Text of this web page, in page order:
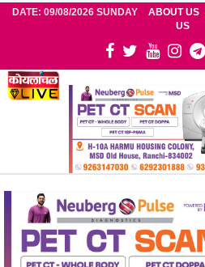
DATE: 09/08/2026 SUNDAY ABOUT US
US